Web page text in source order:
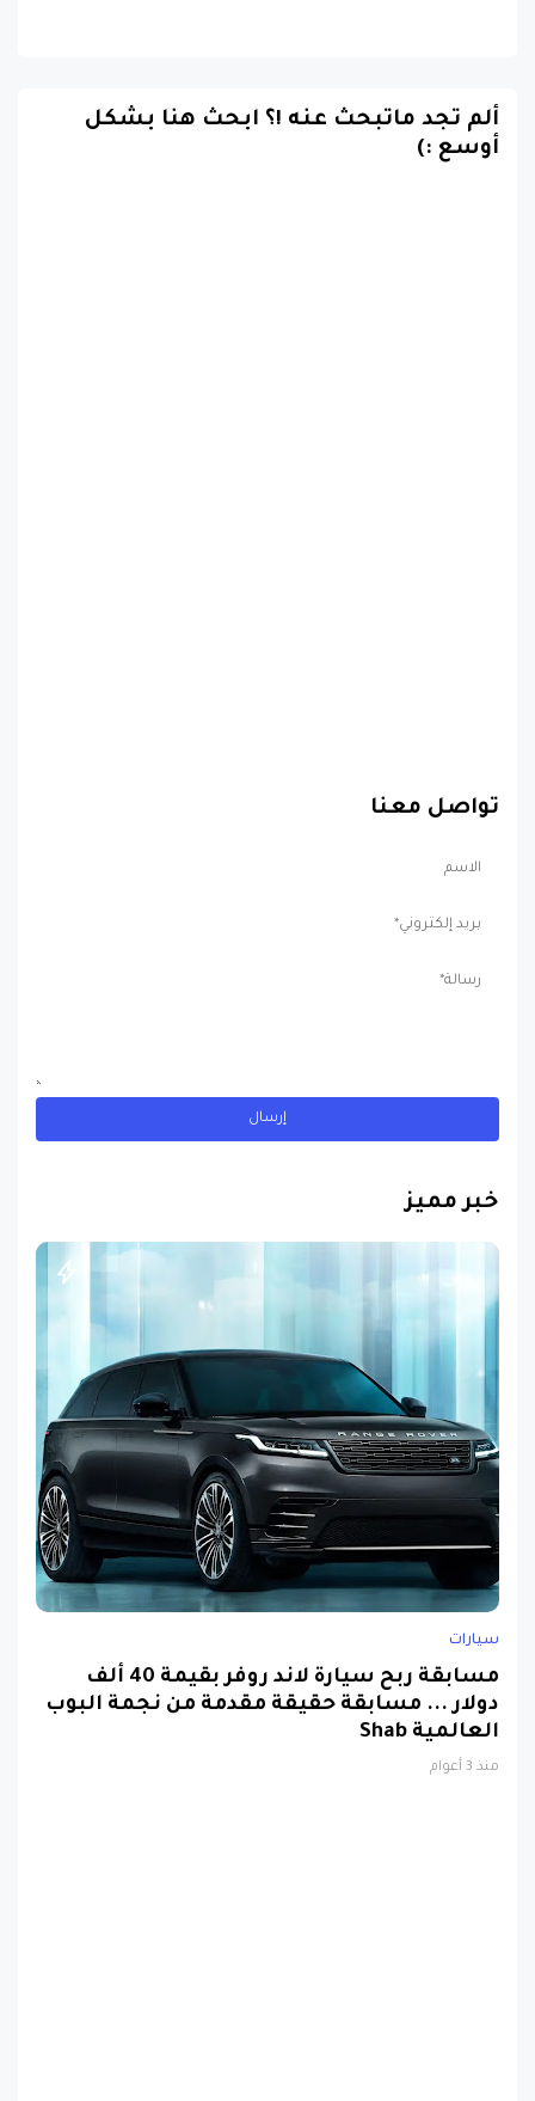
ألم تجد ماتبحث عنه !؟ ابحث هنا بشكل
أوسع :)
تواصل معنا
خبر مميز
سيارات
مسابقة ربح سيارة لاند روفر بقيمة 40 ألف
دولار ... مسابقة حقيقة مقدمة من نجمة البوب
العالمية Shab
منذ 3 أعوام